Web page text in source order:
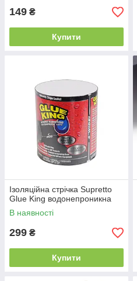
149 ₴
Купити
Ізоляційна стрічка Supretto
Glue King водонепроникна
В наявності
299 ₴
Купити